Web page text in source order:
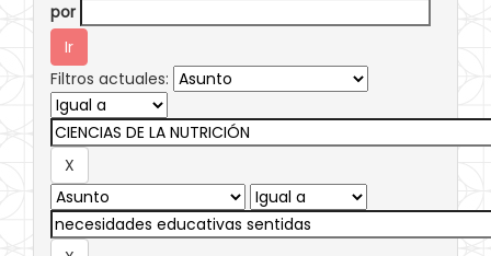
por
Filtros actuales: